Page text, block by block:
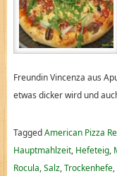
Freundin Vincenza aus
etwas dicker wird und
TaggedAmerican Pizza
Hauptmahlzeit, Hefeteig,
Rocula,Salz,Trockenhefe,